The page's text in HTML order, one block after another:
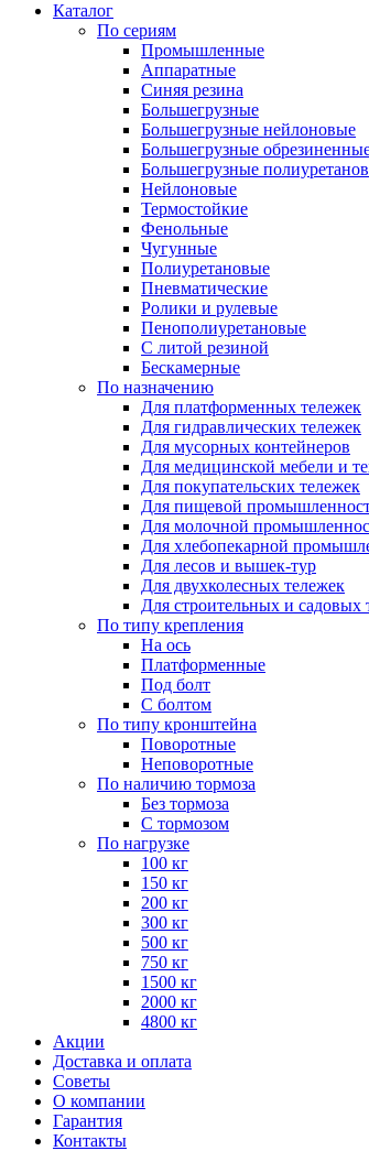
Каталог
По сериям
Промышленные
Аппаратные
Синяя резина
Большегрузные
Большегрузные нейлоновые
Большегрузные
Большегрузные
Нейлоновые
Термостойкие
Фенольные
Чугунные
Полиуретановые
Пневматические
Ролики и рулевые
Пенополиуретановые
С литой резиной
Бескамерные
По назначению
Для платформенных тележек
Для гидравлических тележек
Для мусорных контейнеров
Для медицинской мебели и
Для покупательских тележек
Для пищевой
Для молочной
Для хлебопекарной
Для лесов и вышек-тур
Для двухколесных тележек
Для строительных и садовых
По типу крепления
На ось
Платформенные
Под болт
С болтом
По типу кронштейна
Поворотные
Неповоротные
По наличию тормоза
Без тормоза
С тормозом
По нагрузке
100 кг
150 кг
200 кг
300 кг
500 кг
750 кг
1500 кг
2000 кг
4800 кг
Акции
Доставка и оплата
Советы
О компании
Гарантия
Контакты